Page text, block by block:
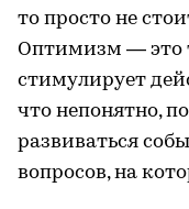
то просто не
Оптимизм — это
стимулирует
что непонятно,
развиваться
вопросов, на